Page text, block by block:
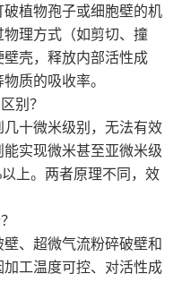
植物孢子或细胞壁的机
理方式（如剪切、撞
壳，释放内部活性成
质的吸收率。
别？
十微米级别，无法有效
实现微米甚至亚微米级
上。两者原理不同，效
、超微气流粉碎破壁和
工温度可控、对活性成